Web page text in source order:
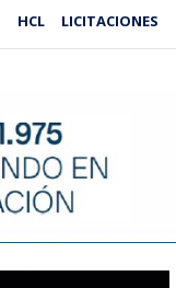
HCL LICITACIONES